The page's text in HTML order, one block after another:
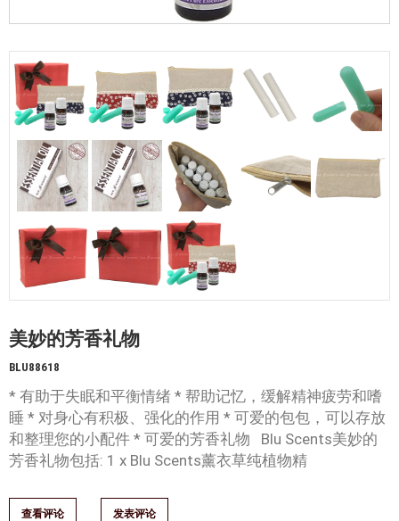
美妙的芳香礼物
BLU88618
* 有助于失眠和平衡情绪 * 帮助记忆，缓解精神疲劳和嗜
睡 * 对身心有积极、强化的作用 * 可爱的包包，可以存放
和整理您的小配件 * 可爱的芳香礼物 Blu Scents美妙的
芳香礼物包括: 1 x Blu Scents薰衣草纯植物精
查看评论 发表评论